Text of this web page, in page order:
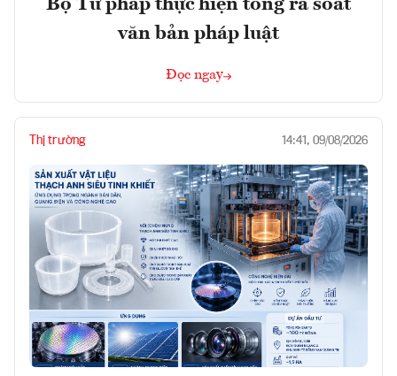
Bộ Tư pháp thực hiện tổng rà soát
văn bản pháp luật
Đọc ngay
Thị trường 14:41, 09/08/2026